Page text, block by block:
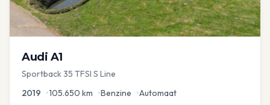
Audi A1
Sportback 35 TFSI S Line
2019 •105.650 km •Benzine •Automaat